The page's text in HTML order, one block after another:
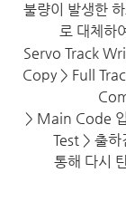
불량이 발생한
로 대체하
Servo Track
Copy > Full
> Main Code 입
Test > 출하
통해 다시